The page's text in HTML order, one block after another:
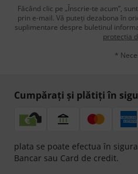
Făcând clic pe „Înscrie-te acum”,
prin e-mail. Vă puteți dezabona în
suplimentare despre buletinul
protecția
*
Cumpărați și plătiți în
plata se poate efectua în
Bancar sau Card de credit.